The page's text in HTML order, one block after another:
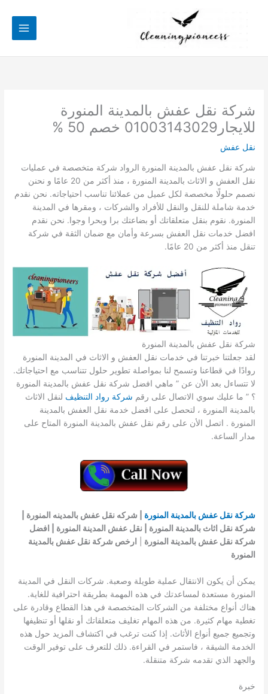
شركة نقل عفش بالمدينة المنورة
للايجار01003143029 خصم 50 %
نقل عفش
شركة نقل عفش بالمدينة المنورة الرواد شركة متخصصة في عمليات
نقل العفش و الاثاث بالمدينة المنورة ، منذ أكثر من 20 عامًا و نحنن
نصمم حلولًا مخصصة لكل عميل من عملائنا تناسب احتياجاته. نحن نقدم
خدمة شاملة للنقل والنقل للأفراد والشركات ، ومقرها في المدينة
المنورة. نقوم بنقل متعلقاتك أو بضاعتك برا وبحرا وجوا. نحن نقدم
افضل خدمات نقل العفش بسرعة وأمان مع ضمان الثقة في شركة
تنقل منذ أكثر من 20 عامًا.
شركة نقل عفش بالمدينة المنورة
لقد جعلتنا خبرتنا في خدمات نقل العفش و الاثاث في المدينة المنورة
روادًا في قطاعنا وتسمح لنا بمواصلة تطوير حلول تتناسب مع احتياجاتك.
لا تتساءل بعد الأن عن ” ماهي افضل شركة نقل عفش بالمدينة المنورة
؟ ” ما عليك سوي الاتصال على رقم شركة رواد التنظيف لنقل الاثاث
بالمدينة المنورة ، لتحصل على افضل خدمة نقل العفش بالمدينة
المنورة . اتصل الأن على رقم نقل عفش بالمدينة المنورة المتاح على
مدار الساعة.
شركة نقل عفش بالمدينة المنورة | شركه نقل عفش بالمدينه المنورة |
شركة نقل اثاث بالمدينة المنورة | نقل عفش المدينة المنورة | افضل
شركة نقل عفش بالمدينة المنورة
ارخص شركة نقل عفش بالمدينة
المنورة
يمكن أن يكون الانتقال عملية طويلة وصعبة. شركات النقل في المدينة
المنورة مستعدة لمساعدتك في هذه المهمة بطريقة احترافية للغاية.
هناك أنواع مختلفة من الشركات المتخصصة في هذا القطاع وقادرة على
تغطية مهام كثيرة. من هذه المهام تغليف متعلقاتك أو نقلها أو تنظيفها
وتجميع جميع أنواع الأثاث. إذا كنت ترغب في اكتشاف المزيد حول هذه
الخدمة الشيقة ، فاستمر في القراءة. ذلك للتعرف على توفير الوقت
والجهد الذي تقدمه شركة متنقلة.
خبرة